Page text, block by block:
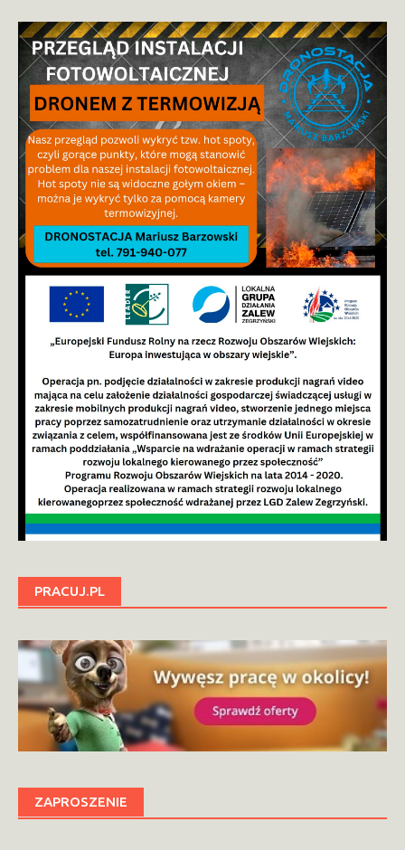
PRACUJ.PL
ZAPROSZENIE